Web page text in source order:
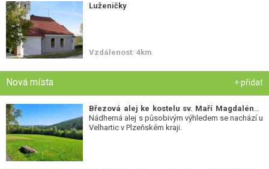
Luženičky
Vzdálenost: 4km
Nová místa + přidat
Nádherná alej s působivým výhledem se nachází u
Velhartic v Plzeňském kraji.